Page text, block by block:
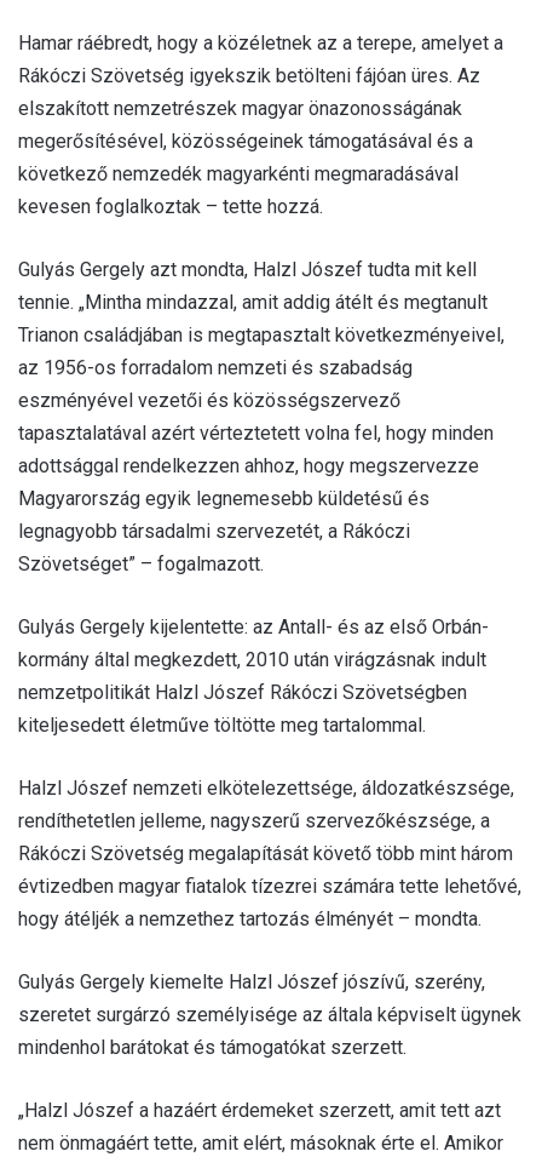
Hamar ráébredt, hogy a közéletnek az a terepe, amelyet a
Rákóczi Szövetség igyekszik betölteni fájóan üres. Az
elszakított nemzetrészek magyar önazonosságának
megerősítésével, közösségeinek támogatásával és a
következő nemzedék magyarkénti megmaradásával
kevesen foglalkoztak – tette hozzá.
Gulyás Gergely azt mondta, Halzl Jószef tudta mit kell
tennie. „Mintha mindazzal, amit addig átélt és megtanult
Trianon családjában is megtapasztalt következményeivel,
az 1956-os forradalom nemzeti és szabadság
eszményével vezetői és közösségszervező
tapasztalatával azért vérteztetett volna fel, hogy minden
adottsággal rendelkezzen ahhoz, hogy megszervezze
Magyarország egyik legnemesebb küldetésű és
legnagyobb társadalmi szervezetét, a Rákóczi
Szövetséget” – fogalmazott.
Gulyás Gergely kijelentette: az Antall- és az első Orbán-
kormány által megkezdett, 2010 után virágzásnak indult
nemzetpolitikát Halzl Jószef Rákóczi Szövetségben
kiteljesedett életműve töltötte meg tartalommal.
Halzl Jószef nemzeti elkötelezettsége, áldozatkészsége,
rendíthetetlen jelleme, nagyszerű szervezőkészsége, a
Rákóczi Szövetség megalapítását követő több mint három
évtizedben magyar fiatalok tízezrei számára tette lehetővé,
hogy átéljék a nemzethez tartozás élményét – mondta.
Gulyás Gergely kiemelte Halzl Jószef jószívű, szerény,
szeretet surgárzó személyisége az általa képviselt ügynek
mindenhol barátokat és támogatókat szerzett.
„Halzl Jószef a hazáért érdemeket szerzett, amit tett azt
nem önmagáért tette, amit elért, másoknak érte el. Amikor